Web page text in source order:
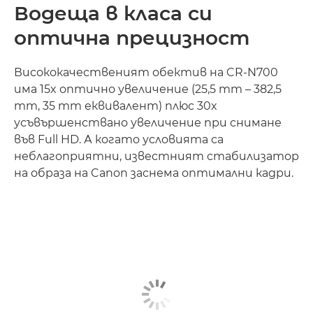
Водеща в класа си
оптична прецизност
Висококачественият обектив на CR-N700
има 15x оптично увеличение (25,5 mm – 382,5
mm, 35 mm еквивалент) плюс 30x
усъвършенствано увеличение при снимане
във Full HD. А когато условията са
неблагоприятни, известният стабилизатор
на образа на Canon заснема оптимални кадри.